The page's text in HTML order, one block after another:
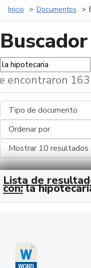
Inicio Documentos
encontraron
Lista de
con: la